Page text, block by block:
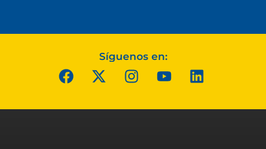
Síguenos en: